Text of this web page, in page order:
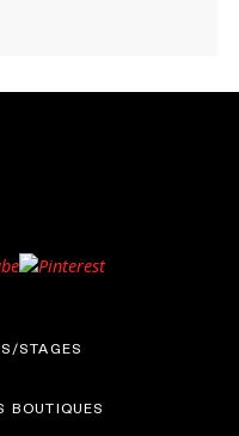
STAGES
BOUTIQUES